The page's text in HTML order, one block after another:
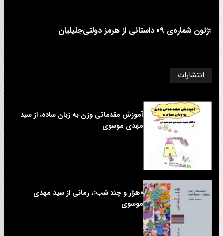
«ژتون شماره‌ی ۹» داستانی از هرمز دولتی‌جلیلیان
انتشارات
آموزش مقدماتی وزن به زبان ساده، از سید
مهدی موسوی
«هزار و چند شب»، رمانی از سید مهدی
موسوی